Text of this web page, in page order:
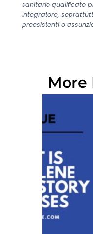
sanitario qualificato
integratore,
preesistenti o
More